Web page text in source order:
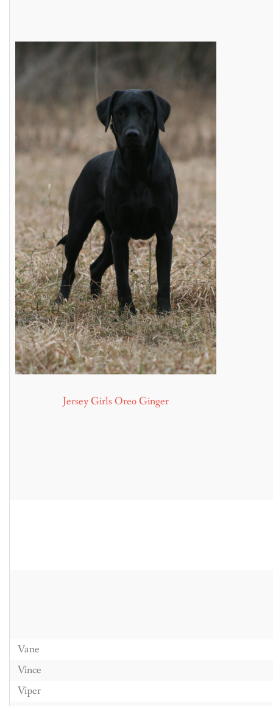
Jersey Girls Oreo Ginger
Vane
Vince
Viper